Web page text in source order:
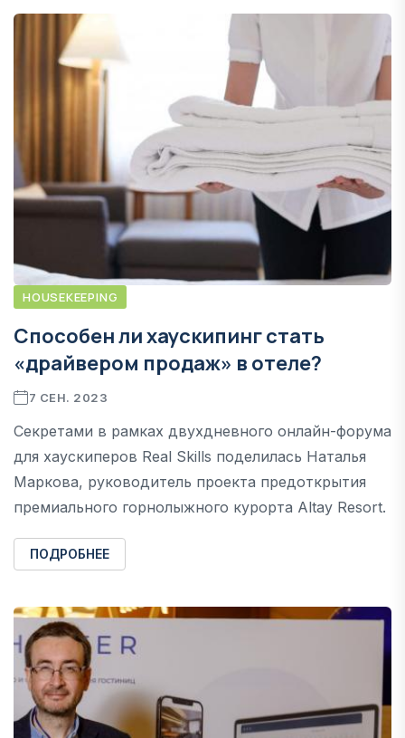
HOUSEKEEPING
Способен ли хаускипинг стать
«драйвером продаж» в отеле?
7 СЕН. 2023
Секретами в рамках двухдневного онлайн-форума
для хаускиперов Real Skills поделилась Наталья
Маркова, руководитель проекта предоткрытия
премиального горнолыжного курорта Altay Resort.
ПОДРОБНЕЕ